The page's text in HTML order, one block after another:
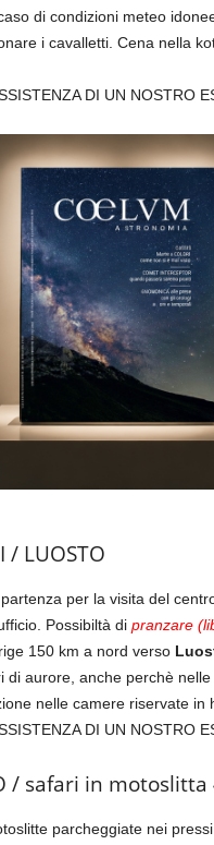
di condizioni meteo
i cavalletti. Cena nella
DI UN NOSTRO
/ LUOSTO
per la visita del
Possibiltà di pranzare
150 km a nord verso
aurore, anche perchè
nelle camere riservate
DI UN NOSTRO
/ safari in motoslitta
parcheggiate nei